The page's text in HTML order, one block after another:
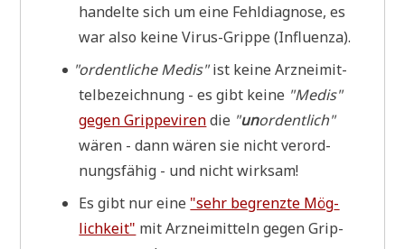
han­del­te sich um eine Fehl­dia­gno­se, es
war also kei­ne Virus-Grip­pe (Influ­en­za).
"ordent­li­che Medis"ist kei­ne Arz­nei­mit­
tel­be­zeich­nung - es gibt kei­ne "Medis"
gegen Grip­pe­vi­rendie "unordent­lich"
wären - dann wären sie nicht ver­ord­
nungs­fä­hig - und nicht wirksam!
Es gibt nur eine "sehr begrenz­te Mög­
lich­keit" mit Arz­nei­mit­teln gegen Grip­